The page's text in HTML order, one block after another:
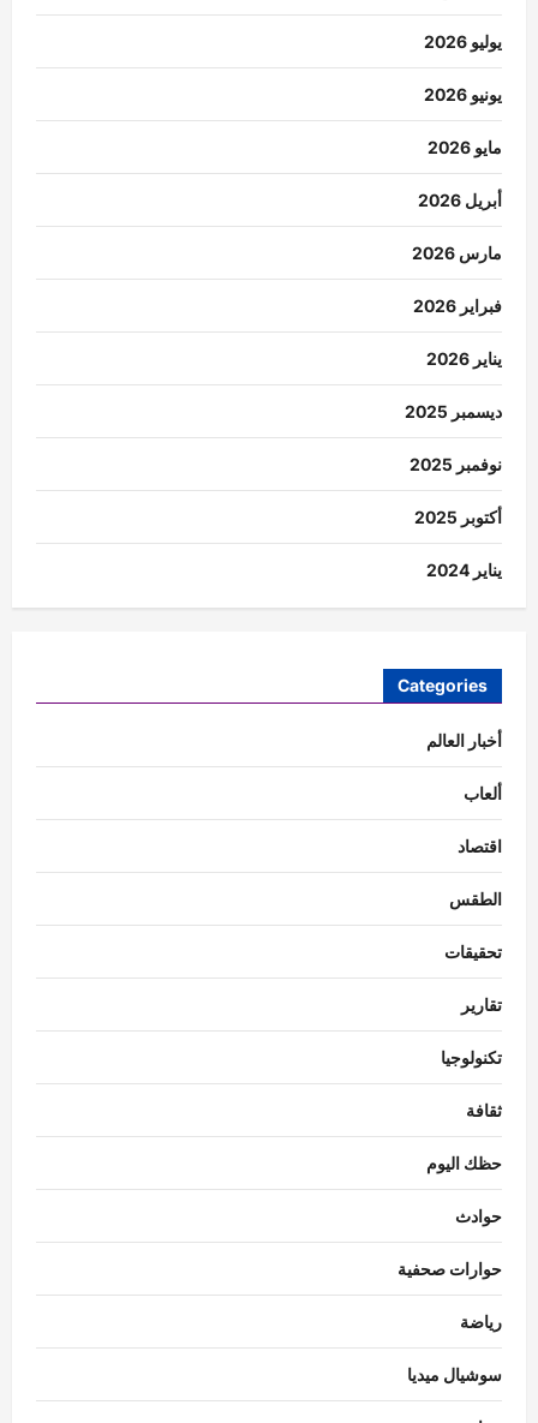
يوليو 2026
يونيو 2026
مايو 2026
أبريل 2026
مارس 2026
فبراير 2026
يناير 2026
ديسمبر 2025
نوفمبر 2025
أكتوبر 2025
يناير 2024
Categories
أخبار العالم
ألعاب
اقتصاد
الطقس
تحقيقات
تقارير
تكنولوجيا
ثقافة
حظك اليوم
حوادث
حوارات صحفية
رياضة
سوشيال ميديا